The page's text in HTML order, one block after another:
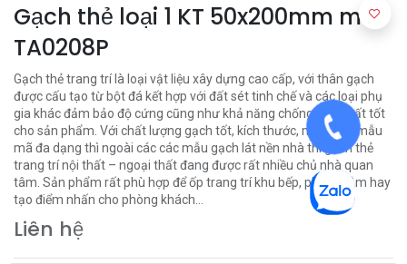
Gạch thẻ loại 1 KT 50x200mm mã
TA0208P
Gạch thẻ trang trí là loại vật liệu xây dựng cao cấp, với thân gạch
được cấu tạo từ bột đá kết hợp với đất sét tinh chế và các loại phụ
gia khác đảm bảo độ cứng cũng như khả năng chống thấm rất tốt
cho sản phẩm. Với chất lượng gạch tốt, kích thước, màu sắc, mẫu
mã đa dạng thì ngoài các các mẫu gạch lát nền nhà thì gạch thẻ
trang trí nội thất – ngoại thất đang được rất nhiều chủ nhà quan
tâm. Sản phẩm rất phù hợp để ốp trang trí khu bếp, phòng tắm hay
tạo điểm nhấn cho phòng khách…
Liên hệ